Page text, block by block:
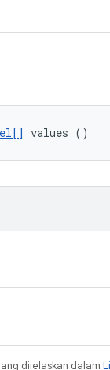
values ()
dijelaskan dalam